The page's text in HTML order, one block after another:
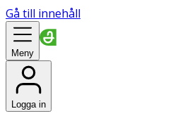
Gå till innehåll
Meny
Logga in